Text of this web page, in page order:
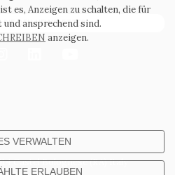
Castel Bolognese (RA) Italy
DEN NEWSLETTER
es, Anzeigen zu schalten, die für
ansprechend sind.
anzeigen.
VERWALTEN
ERLAUBEN